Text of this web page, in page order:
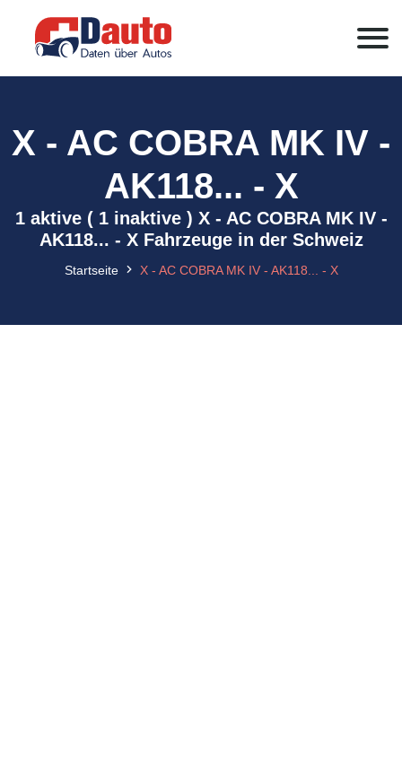
X - AC COBRA MK IV -
AK118... - X
1 aktive ( 1 inaktive ) X - AC COBRA MK IV -
AK118... - X Fahrzeuge in der Schweiz
Startseite X - AC COBRA MK IV - AK118... - X